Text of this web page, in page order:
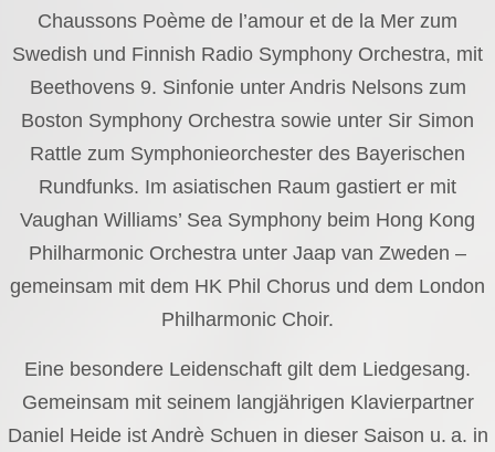
Chaussons Poème de l’amour et de la Mer zum
Swedish und Finnish Radio Symphony Orchestra, mit
Beethovens 9. Sinfonie unter Andris Nelsons zum
Boston Symphony Orchestra sowie unter Sir Simon
Rattle zum Symphonieorchester des Bayerischen
Rundfunks. Im asiatischen Raum gastiert er mit
Vaughan Williams’ Sea Symphony beim Hong Kong
Philharmonic Orchestra unter Jaap van Zweden –
gemeinsam mit dem HK Phil Chorus und dem London
Philharmonic Choir.
Eine besondere Leidenschaft gilt dem Liedgesang.
Gemeinsam mit seinem langjährigen Klavierpartner
Daniel Heide ist Andrè Schuen in dieser Saison u. a. in